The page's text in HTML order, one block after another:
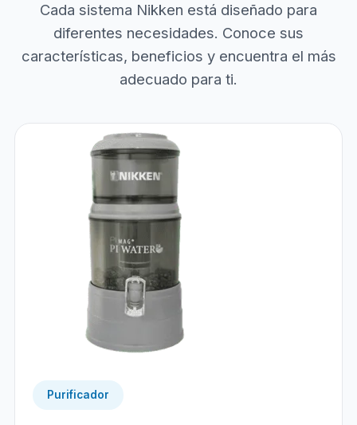
Cada sistema Nikken está diseñado para
diferentes necesidades. Conoce sus
características, beneficios y encuentra el más
adecuado para ti.
Purificador